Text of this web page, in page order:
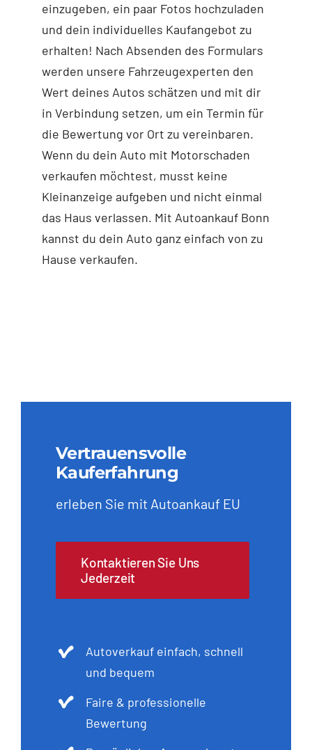
einzugeben, ein paar Fotos hochzuladen
und dein individuelles Kaufangebot zu
erhalten! Nach Absenden des Formulars
werden unsere Fahrzeugexperten den
Wert deines Autos schätzen und mit dir
in Verbindung setzen, um ein Termin für
die Bewertung vor Ort zu vereinbaren.
Wenn du dein Auto mit Motorschaden
verkaufen möchtest, musst keine
Kleinanzeige aufgeben und nicht einmal
das Haus verlassen. Mit Autoankauf Bonn
kannst du dein Auto ganz einfach von zu
Hause verkaufen.
Vertrauensvolle
Kauferfahrung
erleben Sie mit Autoankauf EU
Kontaktieren Sie Uns
Jederzeit
Autoverkauf einfach, schnell
und bequem
Faire & professionelle
Bewertung